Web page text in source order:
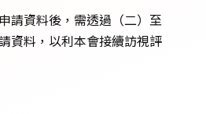
請資料後，需透過（二）至
資料，以利本會接續訪視評